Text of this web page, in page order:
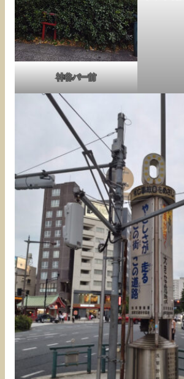
神谷バー前